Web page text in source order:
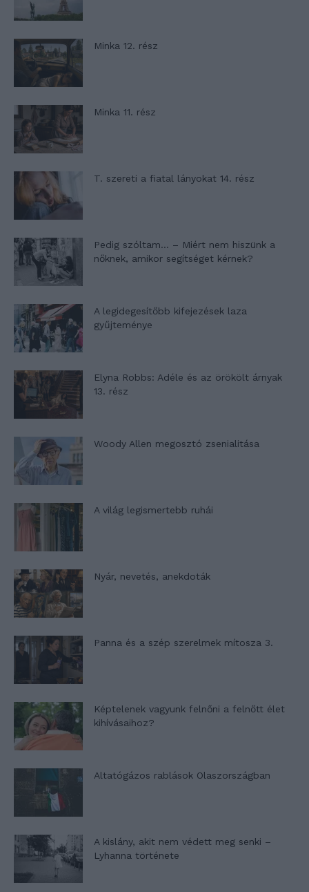
Minka 12. rész
Minka 11. rész
T. szereti a fiatal lányokat 14. rész
Pedig szóltam… – Miért nem hiszünk a
nőknek, amikor segítséget kérnek?
A legidegesítőbb kifejezések laza
gyűjteménye
Elyna Robbs: Adéle és az örökölt árnyak
13. rész
Woody Allen megosztó zsenialitása
A világ legismertebb ruhái
Nyár, nevetés, anekdoták
Panna és a szép szerelmek mítosza 3.
Képtelenek vagyunk felnőni a felnőtt élet
kihívásaihoz?
Altatógázos rablások Olaszországban
A kislány, akit nem védett meg senki –
Lyhanna története